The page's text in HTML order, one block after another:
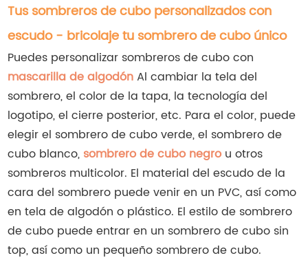
Tus sombreros de cubo personalizados con
escudo - bricolaje tu sombrero de cubo único
Puedes personalizar sombreros de cubo con
mascarilla de algodónAl cambiar la tela del
sombrero, el color de la tapa, la tecnología del
logotipo, el cierre posterior, etc. Para el color, puede
elegir el sombrero de cubo verde, el sombrero de
cubo blanco, sombrero de cubo negro u otros
sombreros multicolor. El material del escudo de la
cara del sombrero puede venir en un PVC, así como
en tela de algodón o plástico. El estilo de sombrero
de cubo puede entrar en un sombrero de cubo sin
top, así como un pequeño sombrero de cubo.